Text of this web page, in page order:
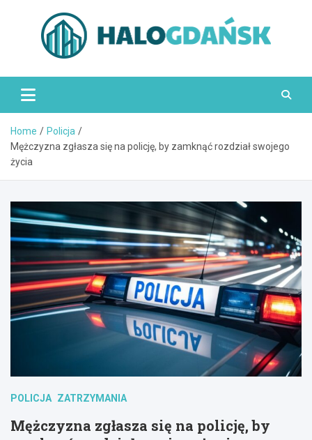
HaloGdańsk.pl
Home
Policja
Mężczyzna zgłasza się na policję, by zamknąć rozdział swojego
życia
POLICJA ZATRZYMANIA
Mężczyzna zgłasza się na policję, by